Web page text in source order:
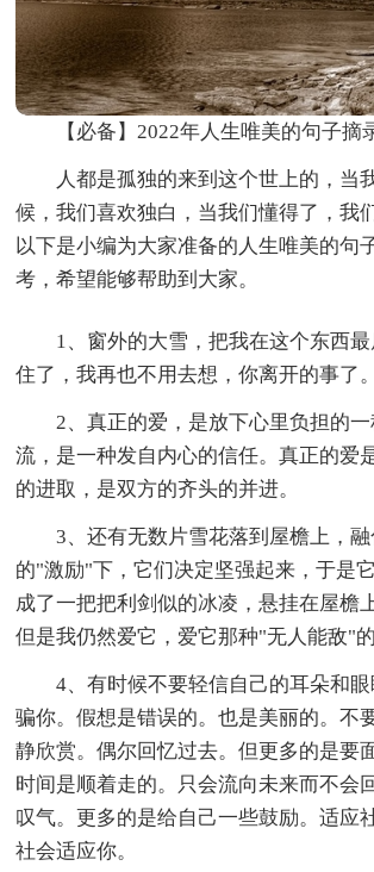
【必备】2022年人生唯美的句子摘
人都是孤独的来到这个世上的，当
候，我们喜欢独白，当我们懂得了，我
以下是小编为大家准备的人生唯美的句
考，希望能够帮助到大家。
1、窗外的大雪，把我在这个东西
住了，我再也不用去想，你离开的事了。
2、真正的爱，是放下心里负担的
流，是一种发自内心的信任。真正的爱
的进取，是双方的齐头的并进。
3、还有无数片雪花落到屋檐上，
的"激励"下，它们决定坚强起来，于是
成了一把把利剑似的冰凌，悬挂在屋檐
但是我仍然爱它，爱它那种"无人能敌"的
4、有时候不要轻信自己的耳朵和
骗你。假想是错误的。也是美丽的。不
静欣赏。偶尔回忆过去。但更多的是要
时间是顺着走的。只会流向未来而不会
叹气。更多的是给自己一些鼓励。适应
社会适应你。